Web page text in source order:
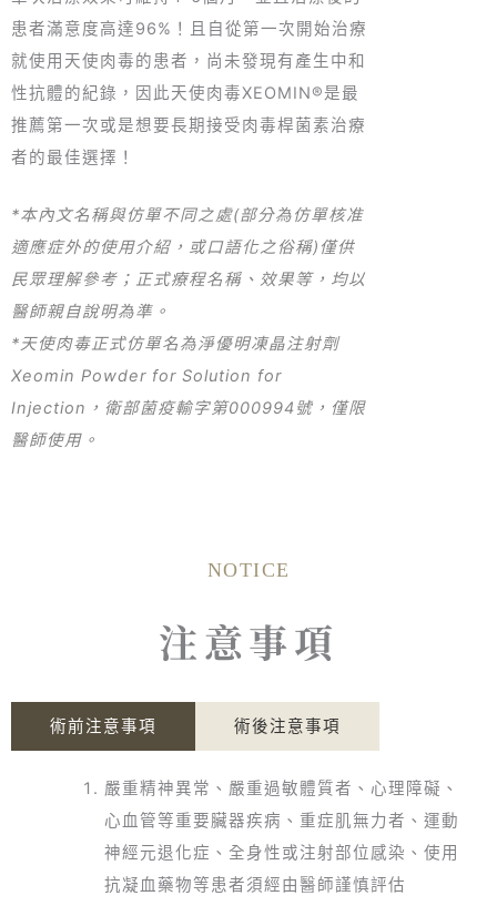
患者滿意度高達96%！且自從第一次開始治療
就使用天使肉毒的患者，尚未發現有產生中和
性抗體的紀錄，因此天使肉毒XEOMIN®是最
推薦第一次或是想要長期接受肉毒桿菌素治療
者的最佳選擇！
*本內文名稱與仿單不同之處(部分為仿單核准
適應症外的使用介紹，或口語化之俗稱)僅供
民眾理解參考；正式療程名稱、效果等，均以
醫師親自說明為準。
*天使肉毒正式仿單名為淨優明凍晶注射劑
Xeomin Powder for Solution for
Injection，衛部菌疫輸字第000994號，僅限
醫師使用。
NOTICE
注意事項
術前注意事項 術後注意事項
嚴重精神異常、嚴重過敏體質者、心理障礙、
心血管等重要臟器疾病、重症肌無力者、運動
神經元退化症、全身性或注射部位感染、使用
抗凝血藥物等患者須經由醫師謹慎評估